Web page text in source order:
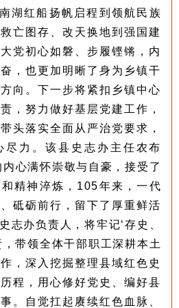
湖红船扬帆启程到领航民族
亡图存、改天换地到强国建
党初心如磐、步履铿锵，内
，也更加明晰了身为乡镇干
向。下一步将紧扣乡镇中心
，努力做好基层党建工作，
头落实全面从严治党要求，
尽力。该县史志办主任农布
心满怀崇敬与自豪，接受了
精神淬炼，105年来，一代
砥砺前行，留下了厚重鲜活
志办负责人，将牢记‘存史、
带领全体干部职工深耕本土
，深入挖掘整理县域红色史
程，用心修好党史、编好县
。自觉扛起赓续红色血脉、